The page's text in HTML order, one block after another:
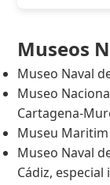
Museos
Museo Naval
Museo
Cartagena-
Museu
Museo Naval
Cádiz,